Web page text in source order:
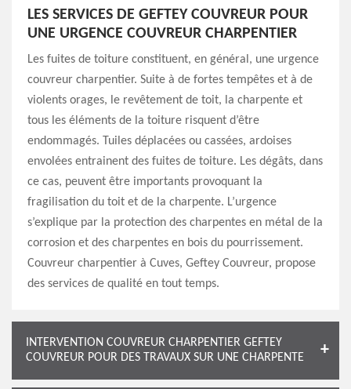
LES SERVICES DE GEFTEY COUVREUR POUR
UNE URGENCE COUVREUR CHARPENTIER
Les fuites de toiture constituent, en général, une urgence
couvreur charpentier. Suite à de fortes tempêtes et à de
violents orages, le revêtement de toit, la charpente et
tous les éléments de la toiture risquent d’être
endommagés. Tuiles déplacées ou cassées, ardoises
envolées entrainent des fuites de toiture. Les dégâts, dans
ce cas, peuvent être importants provoquant la
fragilisation du toit et de la charpente. L’urgence
s’explique par la protection des charpentes en métal de la
corrosion et des charpentes en bois du pourrissement.
Couvreur charpentier à Cuves, Geftey Couvreur, propose
des services de qualité en tout temps.
INTERVENTION COUVREUR CHARPENTIER GEFTEY
COUVREUR POUR DES TRAVAUX SUR UNE CHARPENTE